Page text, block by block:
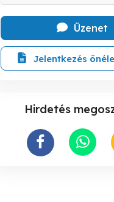
Üzenet
Jelentkezés
Hirdetés